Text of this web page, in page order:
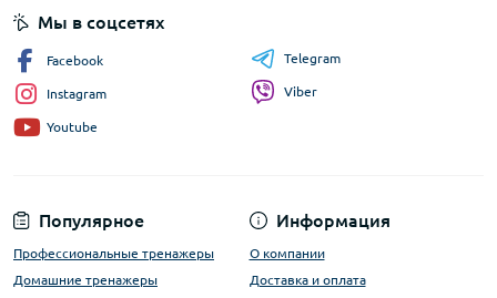
Популярное
Профессиональные тренажеры
Домашние тренажеры
Информация
О компании
Доставка и оплата
Мы в соцсетях
Facebook
Instagram
Youtube
Telegram
Viber